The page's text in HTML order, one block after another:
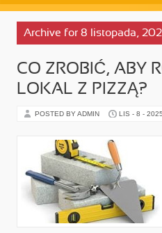
Archive for 8 listopada,
CO ZROBIĆ, ABY
LOKAL Z PIZZĄ?
POSTED BY ADMIN LIS - 8 - 2025